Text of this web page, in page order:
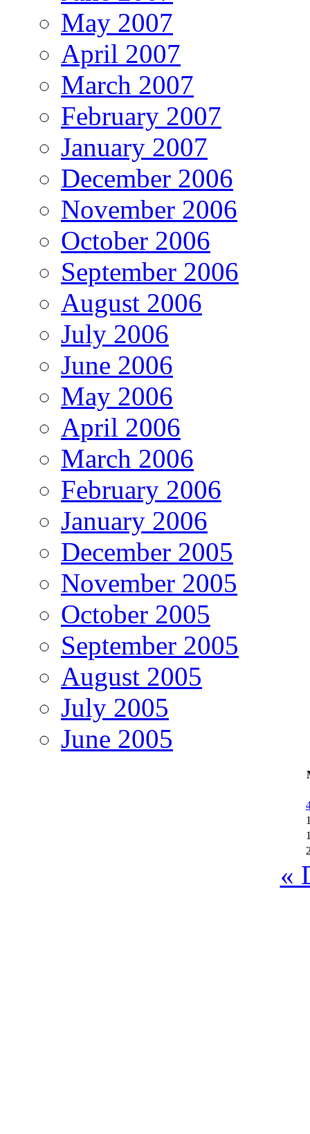
May 2007
April 2007
March 2007
February 2007
January 2007
December 2006
November 2006
October 2006
September 2006
August 2006
July 2006
June 2006
May 2006
April 2006
March 2006
February 2006
January 2006
December 2005
November 2005
October 2005
September 2005
August 2005
July 2005
June 2005
«